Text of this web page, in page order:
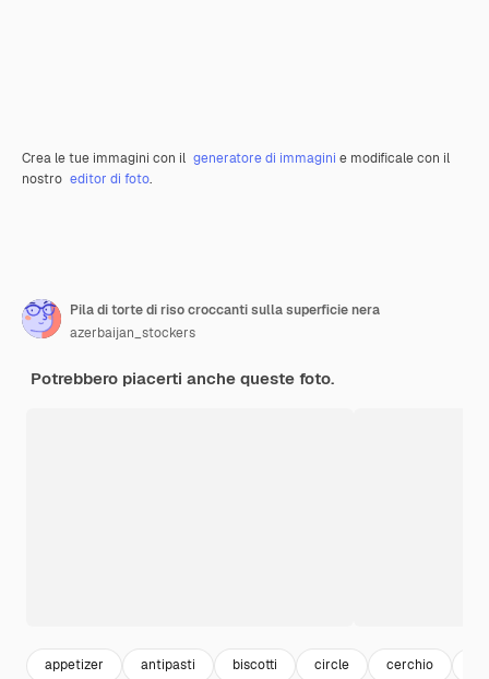
Crea le tue immagini con il generatore di immagini e modificale con il
nostro editor di foto.
Pila di torte di riso croccanti sulla superficie nera
azerbaijan_stockers
Potrebbero piacerti anche queste foto.
appetizer antipasti biscotti circle cerchio